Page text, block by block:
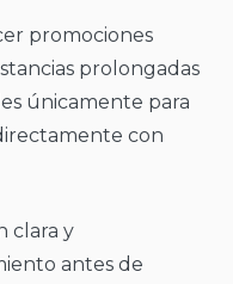
promociones
prolongadas
únicamente para
con
clara y
antes de